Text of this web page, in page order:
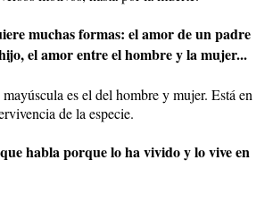
muchas formas: el amor de un padre
el amor entre el hombre y la mujer...
es el del hombre y mujer. Está en
de la especie.
habla porque lo ha vivido y lo vive en